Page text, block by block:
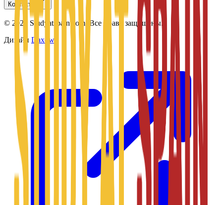
Контакты
© 2026 Studyatspain.com. Все права защищены.
Дизайн Daxow